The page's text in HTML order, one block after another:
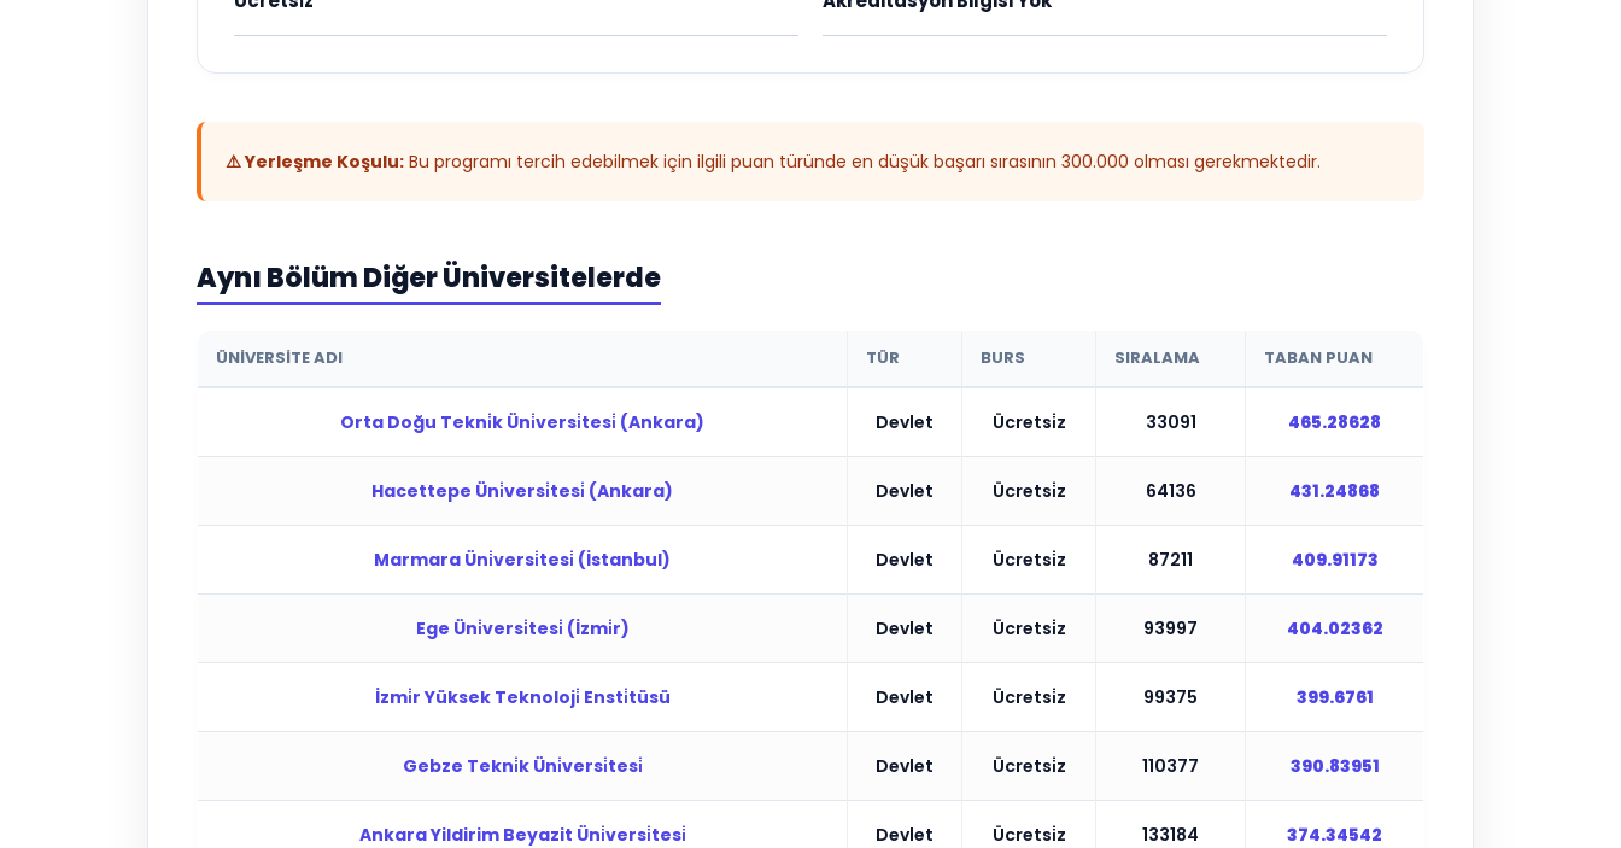
⚠️ Yerleşme Koşulu: Bu programı tercih edebilmek için ilgili puan türünde en düşük başarı sırasının 300.000 olması gerekmektedir.
Aynı Bölüm Diğer Üniversitelerde
ÜNIVERSITE ADI TÜR BURS SIRALAMA TABAN PUAN
Orta Doğu Tekni̇k Üni̇versi̇tesi̇ (Ankara) Devlet Ücretsi̇z 33091 465.28628
Hacettepe Üni̇versi̇tesi̇ (Ankara) Devlet Ücretsi̇z 64136 431.24868
Marmara Üni̇versi̇tesi̇ (İstanbul) Devlet Ücretsi̇z 87211 409.91173
Ege Üni̇versi̇tesi̇ (İzmi̇r) Devlet Ücretsi̇z 93997 404.02362
İzmi̇r Yüksek Teknoloji̇ Ensti̇tüsü Devlet Ücretsi̇z 99375 399.6761
Gebze Tekni̇k Üni̇versi̇tesi̇ Devlet Ücretsi̇z 110377 390.83951
Ankara Yildirim Beyazit Üni̇versi̇tesi̇ Devlet Ücretsi̇z 133184 374.34542